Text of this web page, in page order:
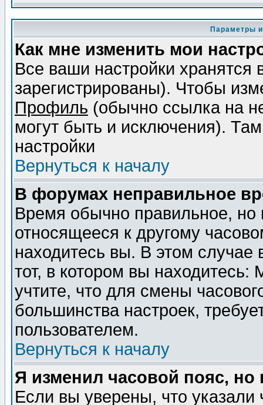
Параметры
Как мне изменить мои
Все ваши настройки
зарегистрированы). Чтобы
Профиль (обычно ссылка на
могут быть и исключения).
настройки
Вернуться к началу
В форумах неправильное
Время обычно правильное,
относящееся к другому
находитесь вы. В этом
тот, в котором вы
учтите, что для смены
большинства настроек,
пользователем.
Вернуться к началу
Я изменил часовой пояс,
Если вы уверены, что указали